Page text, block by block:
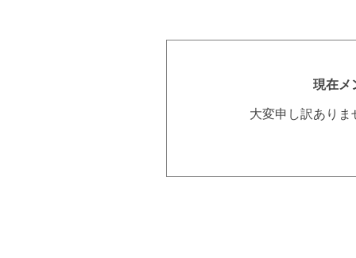
現在メ
大変申し訳あり